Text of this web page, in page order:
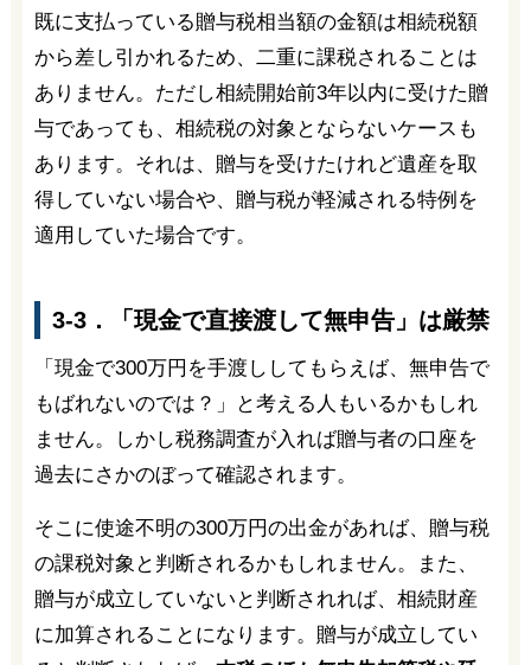
既に支払っている贈与税相当額の金額は相続税額
から差し引かれるため、二重に課税されることは
ありません。ただし相続開始前3年以内に受けた贈
与であっても、相続税の対象とならないケースも
あります。それは、贈与を受けたけれど遺産を取
得していない場合や、贈与税が軽減される特例を
適用していた場合です。
3-3．「現金で直接渡して無申告」は厳禁
「現金で300万円を手渡ししてもらえば、無申告で
もばれないのでは？」と考える人もいるかもしれ
ません。しかし税務調査が入れば贈与者の口座を
過去にさかのぼって確認されます。
そこに使途不明の300万円の出金があれば、贈与税
の課税対象と判断されるかもしれません。また、
贈与が成立していないと判断されれば、相続財産
に加算されることになります。贈与が成立してい